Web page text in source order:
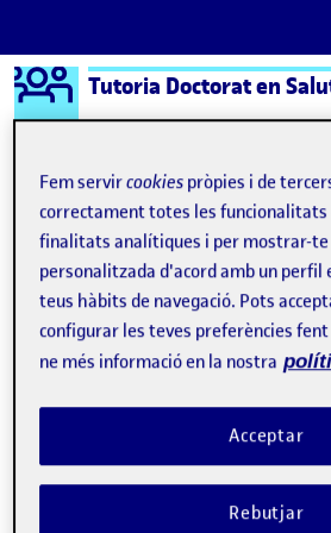
Saltar al contingut
Logo Ágora
Tutoria Doctorat en
Semestre 20231 - Aula 646
Navegació
Anterior: Publicación
Publicat perPublicación
Visibilitat:
Públic-Data de publicació
21 Nov. 202423 abril, 2025 12:01
-comentariel
González-Millán S, Illera-Domínguez
Fernández-Valdés B, Morral-Yepes M,
Fem servircookies pròpies i de
correctament totes les funcionalitats
finalitats analítiques i per mostrar-
personalitzada d'acord amb un
teus hàbits de navegació. Pots
configurar les teves preferències
ne més informació en la nostra
Rebutjar
Acceptar